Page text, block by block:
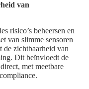
van
risico’s beheersen en
van slimme sensoren
de zichtbaarheid van
Dit beïnvloedt de
met meetbare